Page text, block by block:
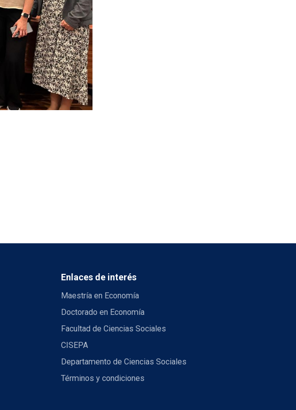
Enlaces de interés
Maestría en Economía
Doctorado en Economía
Facultad de Ciencias Sociales
CISEPA
Departamento de Ciencias Sociales
Términos y condiciones